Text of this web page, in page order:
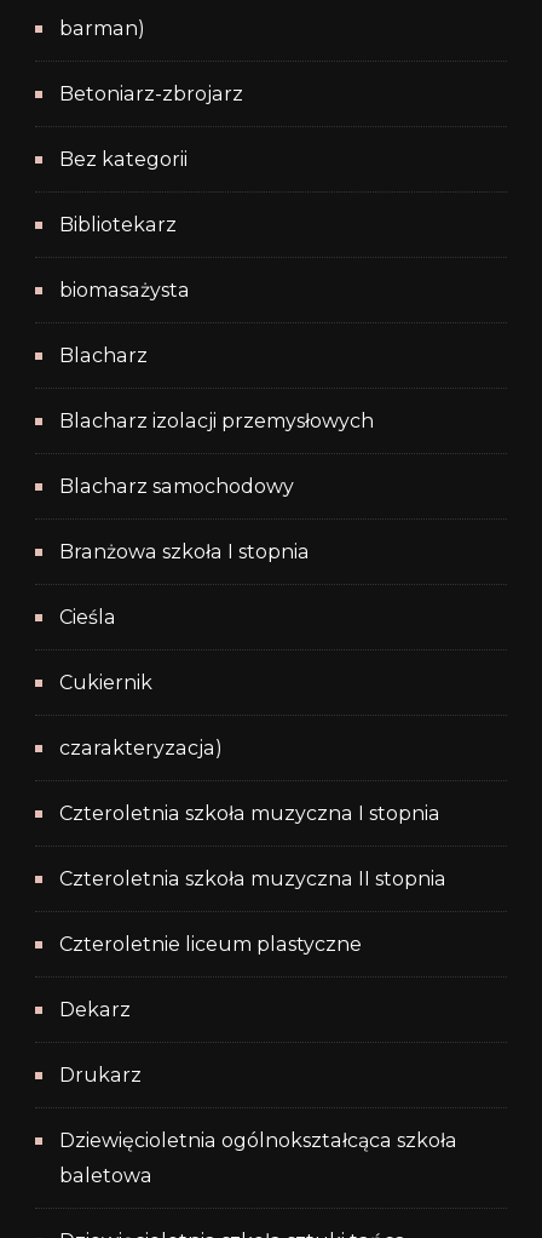
barman)
Betoniarz-zbrojarz
Bez kategorii
Bibliotekarz
biomasażysta
Blacharz
Blacharz izolacji przemysłowych
Blacharz samochodowy
Branżowa szkoła I stopnia
Cieśla
Cukiernik
czarakteryzacja)
Czteroletnia szkoła muzyczna I stopnia
Czteroletnia szkoła muzyczna II stopnia
Czteroletnie liceum plastyczne
Dekarz
Drukarz
Dziewięcioletnia ogólnokształcąca szkoła
baletowa